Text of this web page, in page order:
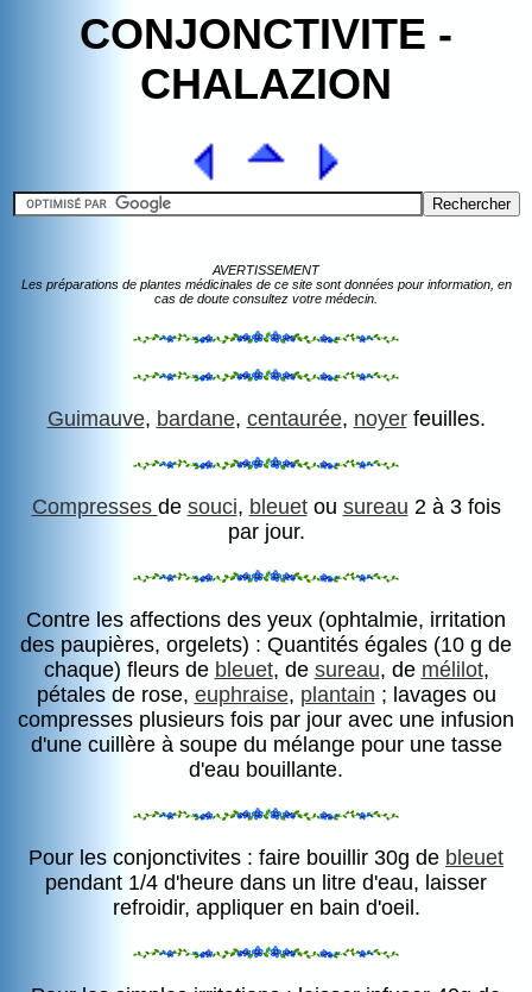
CONJONCTIVITE -
CHALAZION
AVERTISSEMENT
Les préparations de plantes médicinales de ce site sont données pour information, en
cas de doute consultez votre médecin.
Guimauve, bardane, centaurée, noyerfeuilles.
Compresses de souci, bleuetou sureau 2 à 3 fois
par jour.
Contre les affections des yeux (ophtalmie, irritation
des paupières, orgelets) : Quantités égales (10 g de
chaque) fleurs de bleuet, de sureau, de mélilot,
pétales de rose, euphraise, plantain ; lavages ou
compresses plusieurs fois par jour avec une infusion
d'une cuillère à soupe du mélange pour une tasse
d'eau bouillante.
Pour les conjonctivites : faire bouillir 30g de bleuet
pendant 1/4 d'heure dans un litre d'eau, laisser
refroidir, appliquer en bain d'oeil.